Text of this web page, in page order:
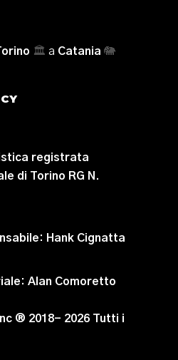
🏛️ a Catania 🐘
registrata
di Torino RG N.
Hank Cignatta
Alan Comoretto
® 2018- 2026 Tutti i